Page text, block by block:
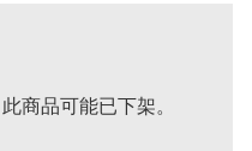
商品可能已下架。